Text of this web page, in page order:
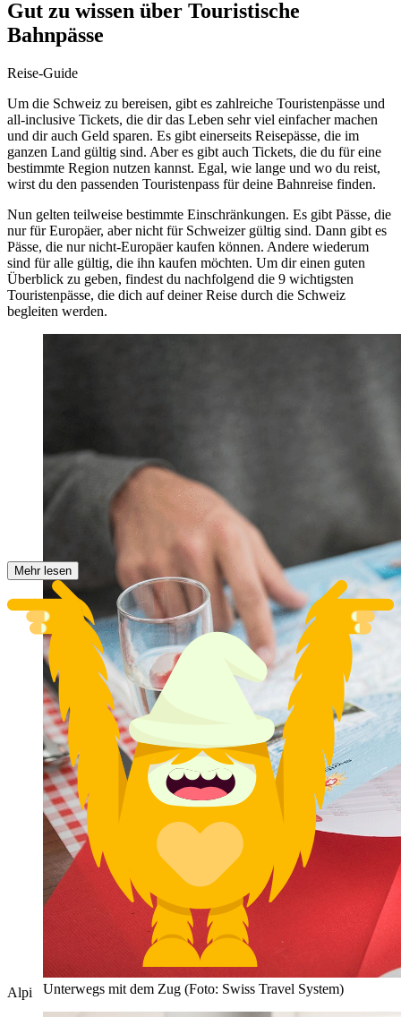
Gut zu wissen über Touristische
Bahnpässe
Reise-Guide
Um die Schweiz zu bereisen, gibt es zahlreiche Touristenpässe und
all-inclusive Tickets, die dir das Leben sehr viel einfacher machen
und dir auch Geld sparen. Es gibt einerseits Reisepässe, die im
ganzen Land gültig sind. Aber es gibt auch Tickets, die du für eine
bestimmte Region nutzen kannst. Egal, wie lange und wo du reist,
wirst du den passenden Touristenpass für deine Bahnreise finden.
Nun gelten teilweise bestimmte Einschränkungen. Es gibt Pässe, die
nur für Europäer, aber nicht für Schweizer gültig sind. Dann gibt es
Pässe, die nur nicht-Europäer kaufen können. Andere wiederum
sind für alle gültig, die ihn kaufen möchten. Um dir einen guten
Überblick zu geben, findest du nachfolgend die 9 wichtigsten
Touristenpässe, die dich auf deiner Reise durch die Schweiz
begleiten werden.
Unterwegs mit dem Zug (Foto: Swiss Travel System)
Mehr lesen
Alpi